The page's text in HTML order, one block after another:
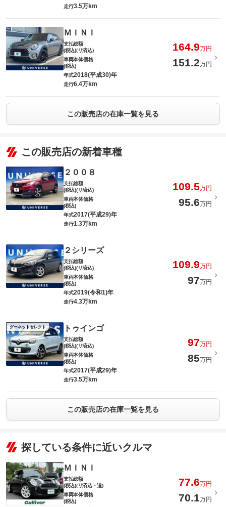
走行3.5万km
ＭＩＮＩ
支払総額
(税込)(リ済込)
164.9万円
車両本体価格
(税込)
151.2万円
年式2018(平成30)年
走行6.4万km
この販売店の在庫一覧を見る
この販売店の新着車種
２００８
支払総額
(税込)(リ済込)
109.5万円
車両本体価格
(税込)
95.6万円
年式2017(平成29)年
走行1.3万km
２シリーズ
支払総額
(税込)(リ済込)
109.9万円
車両本体価格
(税込)
97万円
年式2019(令和1)年
走行4.3万km
グーネットセレクト トゥインゴ
支払総額
(税込)(リ済込)
97万円
車両本体価格
(税込)
85万円
年式2017(平成29)年
走行3.5万km
この販売店の在庫一覧を見る
探している条件に近いクルマ
ＭＩＮＩ
支払総額
(税込)(リ済込・追)
77.6万円
車両本体価格
(税込)
70.1万円